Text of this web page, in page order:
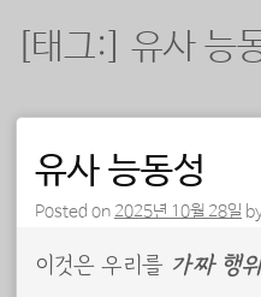
[태그:] 유사 능
포스트 내비게이션
유사 능동성
Posted on 2025년 10월 28일
이것은 우리를 가짜 행위